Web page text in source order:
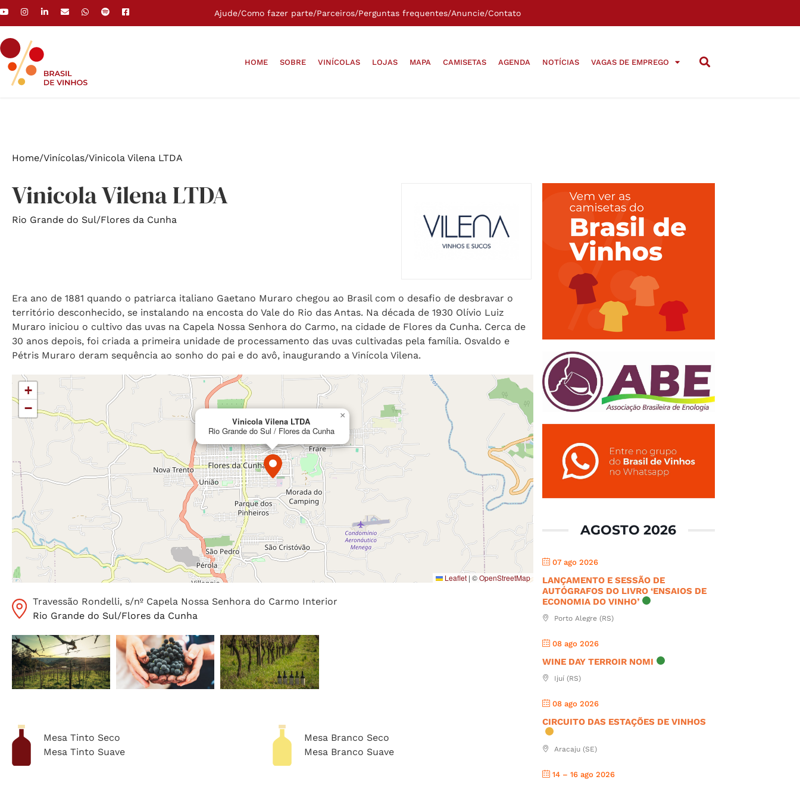
Ajude/Como fazer parte/Parceiros/Perguntas frequentes/Anuncie/Contato
HOME SOBRE VINÍCOLAS LOJAS MAPA CAMISETAS AGENDA NOTÍCIAS VAGAS DE EMPREGO
Home/Vinícolas/Vinicola Vilena LTDA
Vinicola Vilena LTDA
Rio Grande do Sul/Flores da Cunha
Era ano de 1881 quando o patriarca italiano Gaetano Muraro chegou ao Brasil com o desafio de desbravar o
território desconhecido, se instalando na encosta do Vale do Rio das Antas. Na década de 1930 Olívio Luiz
Muraro iniciou o cultivo das uvas na Capela Nossa Senhora do Carmo, na cidade de Flores da Cunha. Cerca de
30 anos depois, foi criada a primeira unidade de processamento das uvas cultivadas pela família. Osvaldo e
Pétris Muraro deram sequência ao sonho do pai e do avô, inaugurando a Vinícola Vilena.
Vinicola Vilena LTDA
Rio Grande do Sul / Flores da Cunha
×
+
−
Leaflet | ©OpenStreetMap
Travessão Rondelli, s/nº Capela Nossa Senhora do Carmo Interior
Rio Grande do Sul/Flores da Cunha
Mesa Tinto Seco
Mesa Tinto Suave
Mesa Branco Seco
Mesa Branco Suave
AGOSTO 2026
07 ago 2026
LANÇAMENTO E SESSÃO DE
AUTÓGRAFOS DO LIVRO ‘ENSAIOS DE
ECONOMIA DO VINHO’
Porto Alegre (RS)
08 ago 2026
WINE DAY TERROIR NOMI
Ijuí (RS)
08 ago 2026
CIRCUITO DAS ESTAÇÕES DE VINHOS
Aracaju (SE)
14 – 16 ago 2026